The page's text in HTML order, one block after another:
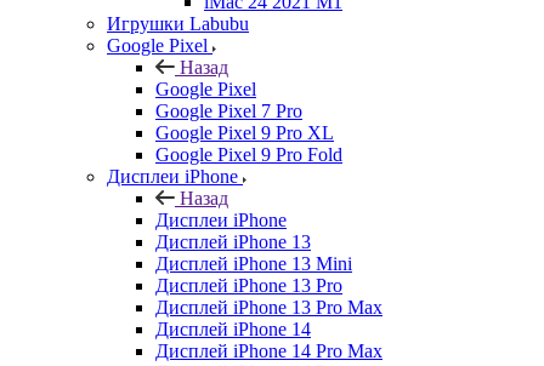
Игрушки Labubu
Google Pixel
Назад
Google Pixel
Google Pixel 7 Pro
Google Pixel 9 Pro XL
Google Pixel 9 Pro Fold
Дисплеи iPhone
Назад
Дисплеи iPhone
Дисплей iPhone 13
Дисплей iPhone 13 Mini
Дисплей iPhone 13 Pro
Дисплей iPhone 13 Pro Max
Дисплей iPhone 14
Дисплей iPhone 14 Pro Max